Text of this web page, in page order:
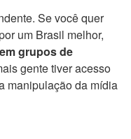
Se você quer
um Brasil melhor,
grupos de
gente tiver acesso
manipulação da mídia